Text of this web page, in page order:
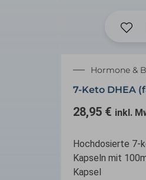
Hormone &
7-Keto DHEA
28,95 € inkl.
Hochdosierte 7-
Kapseln mit
Kapsel